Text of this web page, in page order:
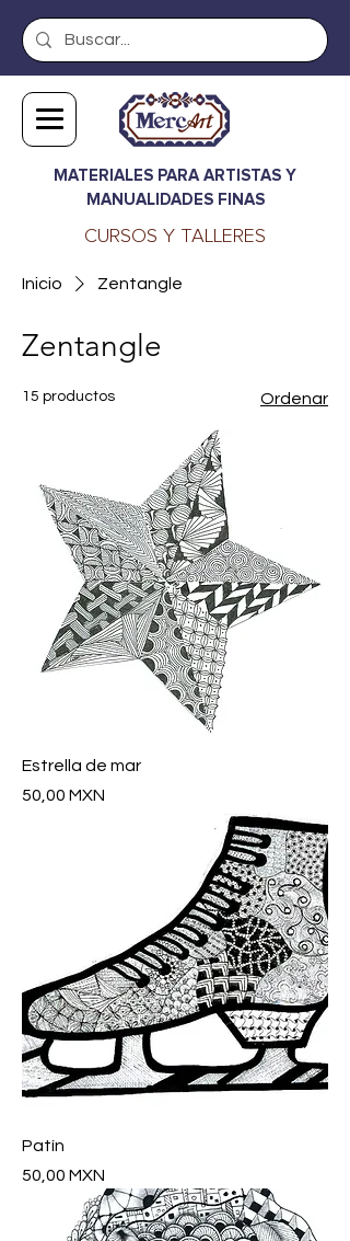
MATERIALES PARA ARTISTAS Y
MANUALIDADES FINAS
CURSOS Y TALLERES
Inicio Zentangle
Zentangle
15 productos Ordenar
Estrella de mar
Precio
50,00 MXN
Patín
Precio
50,00 MXN